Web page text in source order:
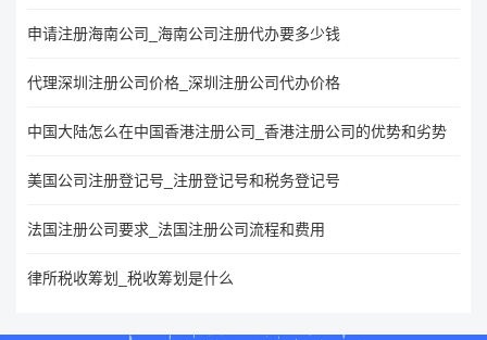
申请注册海南公司_海南公司注册代办要多少钱
代理深圳注册公司价格_深圳注册公司代办价格
中国大陆怎么在中国香港注册公司_香港注册公司的优势和劣势
美国公司注册登记号_注册登记号和税务登记号
法国注册公司要求_法国注册公司流程和费用
律所税收筹划_税收筹划是什么